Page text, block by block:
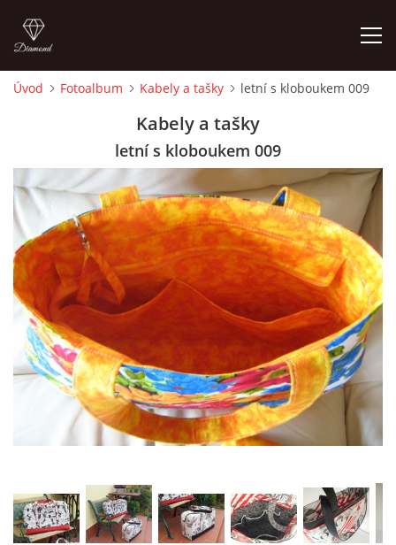
CEDULKY
MOJE POSLEDNÍ PRÁCE
jk-laguna@seznam.cz
Úvod Fotoalbum Kabely a tašky letní s kloboukem 009
Kabely a tašky
letní s kloboukem 009